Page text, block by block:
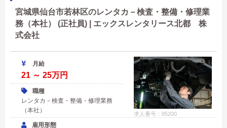
宮城県仙台市若林区のレンタカ－検査・整備・修理業
務（本社） (正社員) | エックスレンタリース北都 株
式会社
求人番号：85200
月給
21 ～ 25万円
職種
レンタカ－検査・整備・修理業務
（本社）
雇用形態